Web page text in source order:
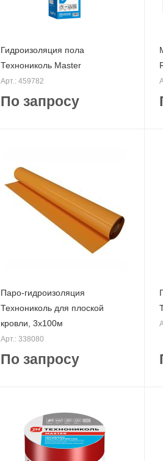
Гидроизоляция пола
Технониколь Master
Арт.: 459782
По запросу
Паро-гидроизоляция
Технониколь для плоской
кровли, 3х100м
Арт.: 338080
По запросу